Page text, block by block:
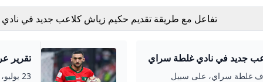
تفاعل مع طريقة تقديم حكيم زياش كلاعب جديد في
سراي التركي
جديد في نادي غلطة سراي
غلطة سراي، على سبيل
واحد